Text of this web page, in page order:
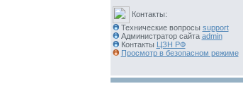
Контакты:
Технические вопросы support
Администратор сайта admin
Контакты ЦЗН РФ
Просмотр в безопасном режиме